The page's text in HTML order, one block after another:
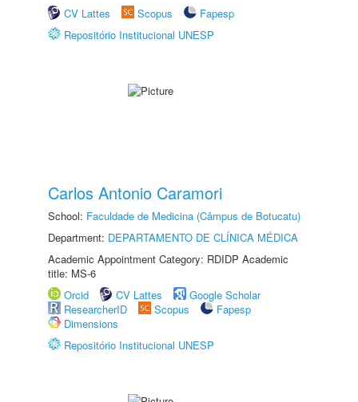
CV Lattes
Scopus
Fapesp
Repositório Institucional UNESP
Carlos Antonio Caramori
School: Faculdade de Medicina (Câmpus de Botucatu)
Department: DEPARTAMENTO DE CLÍNICA MÉDICA
Academic Appointment Category: RDIDP Academic
title: MS-6
Orcid
CV Lattes
Google Scholar
ResearcherID
Scopus
Fapesp
Dimensions
Repositório Institucional UNESP